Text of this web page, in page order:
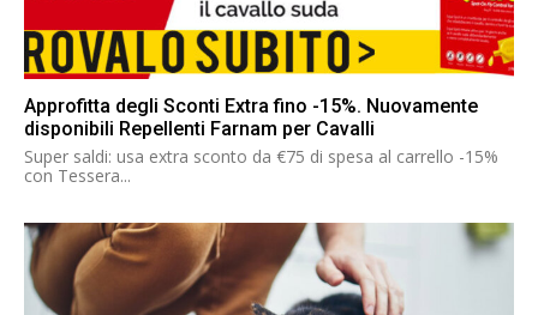
Approfitta degli Sconti Extra fino -15%. Nuovamente
disponibili Repellenti Farnam per Cavalli
Super saldi: usa extra sconto da €75 di spesa al carrello -15%
con Tessera...